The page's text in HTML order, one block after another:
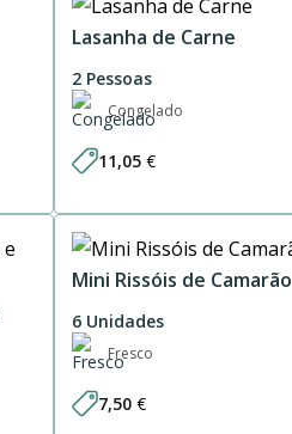
Lasanha de Carne
2 Pessoas
Congelado
11,05 €
Mini Rissóis de Camarão
6 Unidades
Fresco
7,50 €